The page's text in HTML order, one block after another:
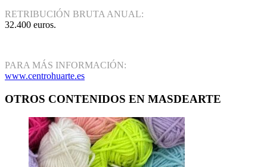
RETRIBUCIÓN BRUTA ANUAL:
32.400 euros.
PARA MÁS INFORMACIÓN:
www.centrohuarte.es
OTROS CONTENIDOS EN MASDEARTE